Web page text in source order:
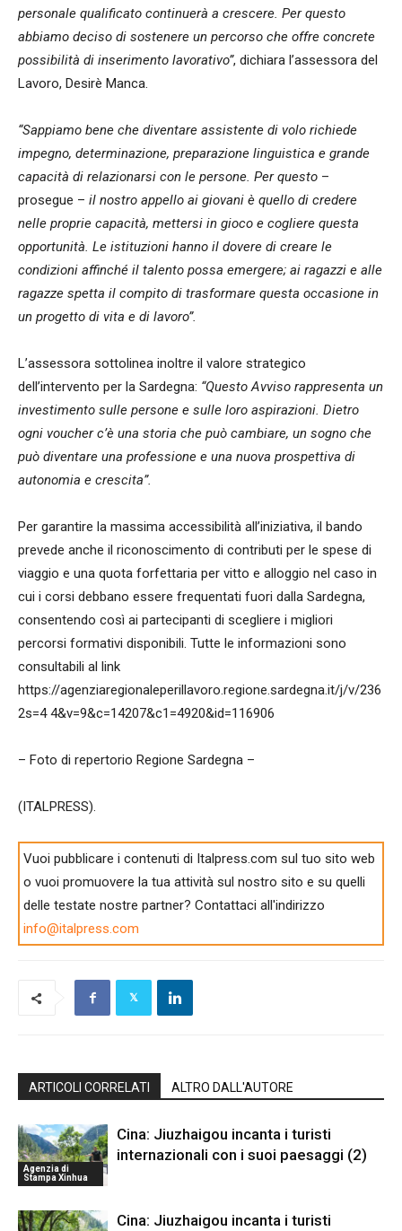
personale qualificato continuerà a crescere. Per questo
abbiamo deciso di sostenere un percorso che offre concrete
possibilità di inserimento lavorativo”, dichiara l’assessora del
Lavoro, Desirè Manca.
“Sappiamo bene che diventare assistente di volo richiede
impegno, determinazione, preparazione linguistica e grande
capacità di relazionarsi con le persone. Per questo –
prosegue – il nostro appello ai giovani è quello di credere
nelle proprie capacità, mettersi in gioco e cogliere questa
opportunità. Le istituzioni hanno il dovere di creare le
condizioni affinché il talento possa emergere; ai ragazzi e alle
ragazze spetta il compito di trasformare questa occasione in
un progetto di vita e di lavoro”.
L’assessora sottolinea inoltre il valore strategico
dell’intervento per la Sardegna: “Questo Avviso rappresenta un
investimento sulle persone e sulle loro aspirazioni. Dietro
ogni voucher c’è una storia che può cambiare, un sogno che
può diventare una professione e una nuova prospettiva di
autonomia e crescita”.
Per garantire la massima accessibilità all’iniziativa, il bando
prevede anche il riconoscimento di contributi per le spese di
viaggio e una quota forfettaria per vitto e alloggio nel caso in
cui i corsi debbano essere frequentati fuori dalla Sardegna,
consentendo così ai partecipanti di scegliere i migliori
percorsi formativi disponibili. Tutte le informazioni sono
consultabili al link
https://agenziaregionaleperillavoro.regione.sardegna.it/j/v/236
2s=4 4&v=9&c=14207&c1=4920&id=116906
– Foto di repertorio Regione Sardegna –
(ITALPRESS).
Vuoi pubblicare i contenuti di Italpress.com sul tuo sito web
o vuoi promuovere la tua attività sul nostro sito e su quelli
delle testate nostre partner? Contattaci all'indirizzo
info@italpress.com
ARTICOLI CORRELATI ALTRO DALL'AUTORE
Agenzia di
Stampa Xinhua
Cina: Jiuzhaigou incanta i turisti
internazionali con i suoi paesaggi (2)
Cina: Jiuzhaigou incanta i turisti